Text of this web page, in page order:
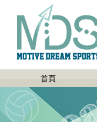
首頁